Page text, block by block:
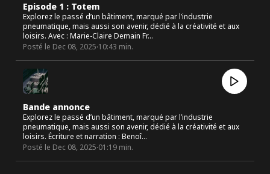
Episode 1 : Totem
Explorez le passé d’un bâtiment, marqué par l’industrie
pneumatique, mais aussi son avenir, dédié à la créativité et aux
loisirs. Avec : Marie-Claire Demain Fr…
Posté le Dec 08, 2025·10:43 min.
Bande annonce
Explorez le passé d’un bâtiment, marqué par l’industrie
pneumatique, mais aussi son avenir, dédié à la créativité et aux
loisirs. Écriture et narration : Benoî…
Posté le Dec 08, 2025·01:19 min.